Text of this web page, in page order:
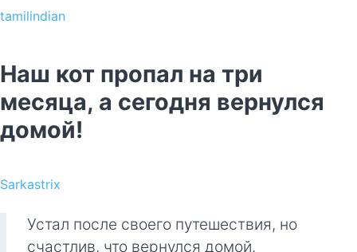
tamilindian
Наш кот пропал на три
месяца, а сегодня вернулся
домой!
Sarkastrix
Устал после своего путешествия, но
счастлив, что вернулся домой.